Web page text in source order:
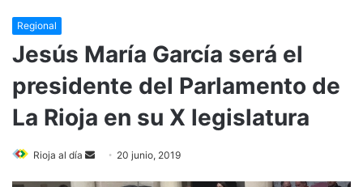
Regional
Jesús María García será el
presidente del Parlamento de
La Rioja en su X legislatura
Rioja al día 20 junio, 2019